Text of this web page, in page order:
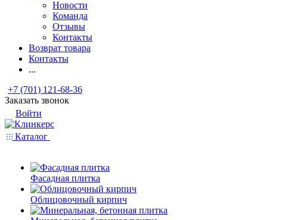
Новости
Команда
Отзывы
Контакты
Возврат товара
Контакты
...
+7 (701) 121-68-36
Заказать звонок
Войти
Каталог
Фасадная плитка
Облицовочный кирпич